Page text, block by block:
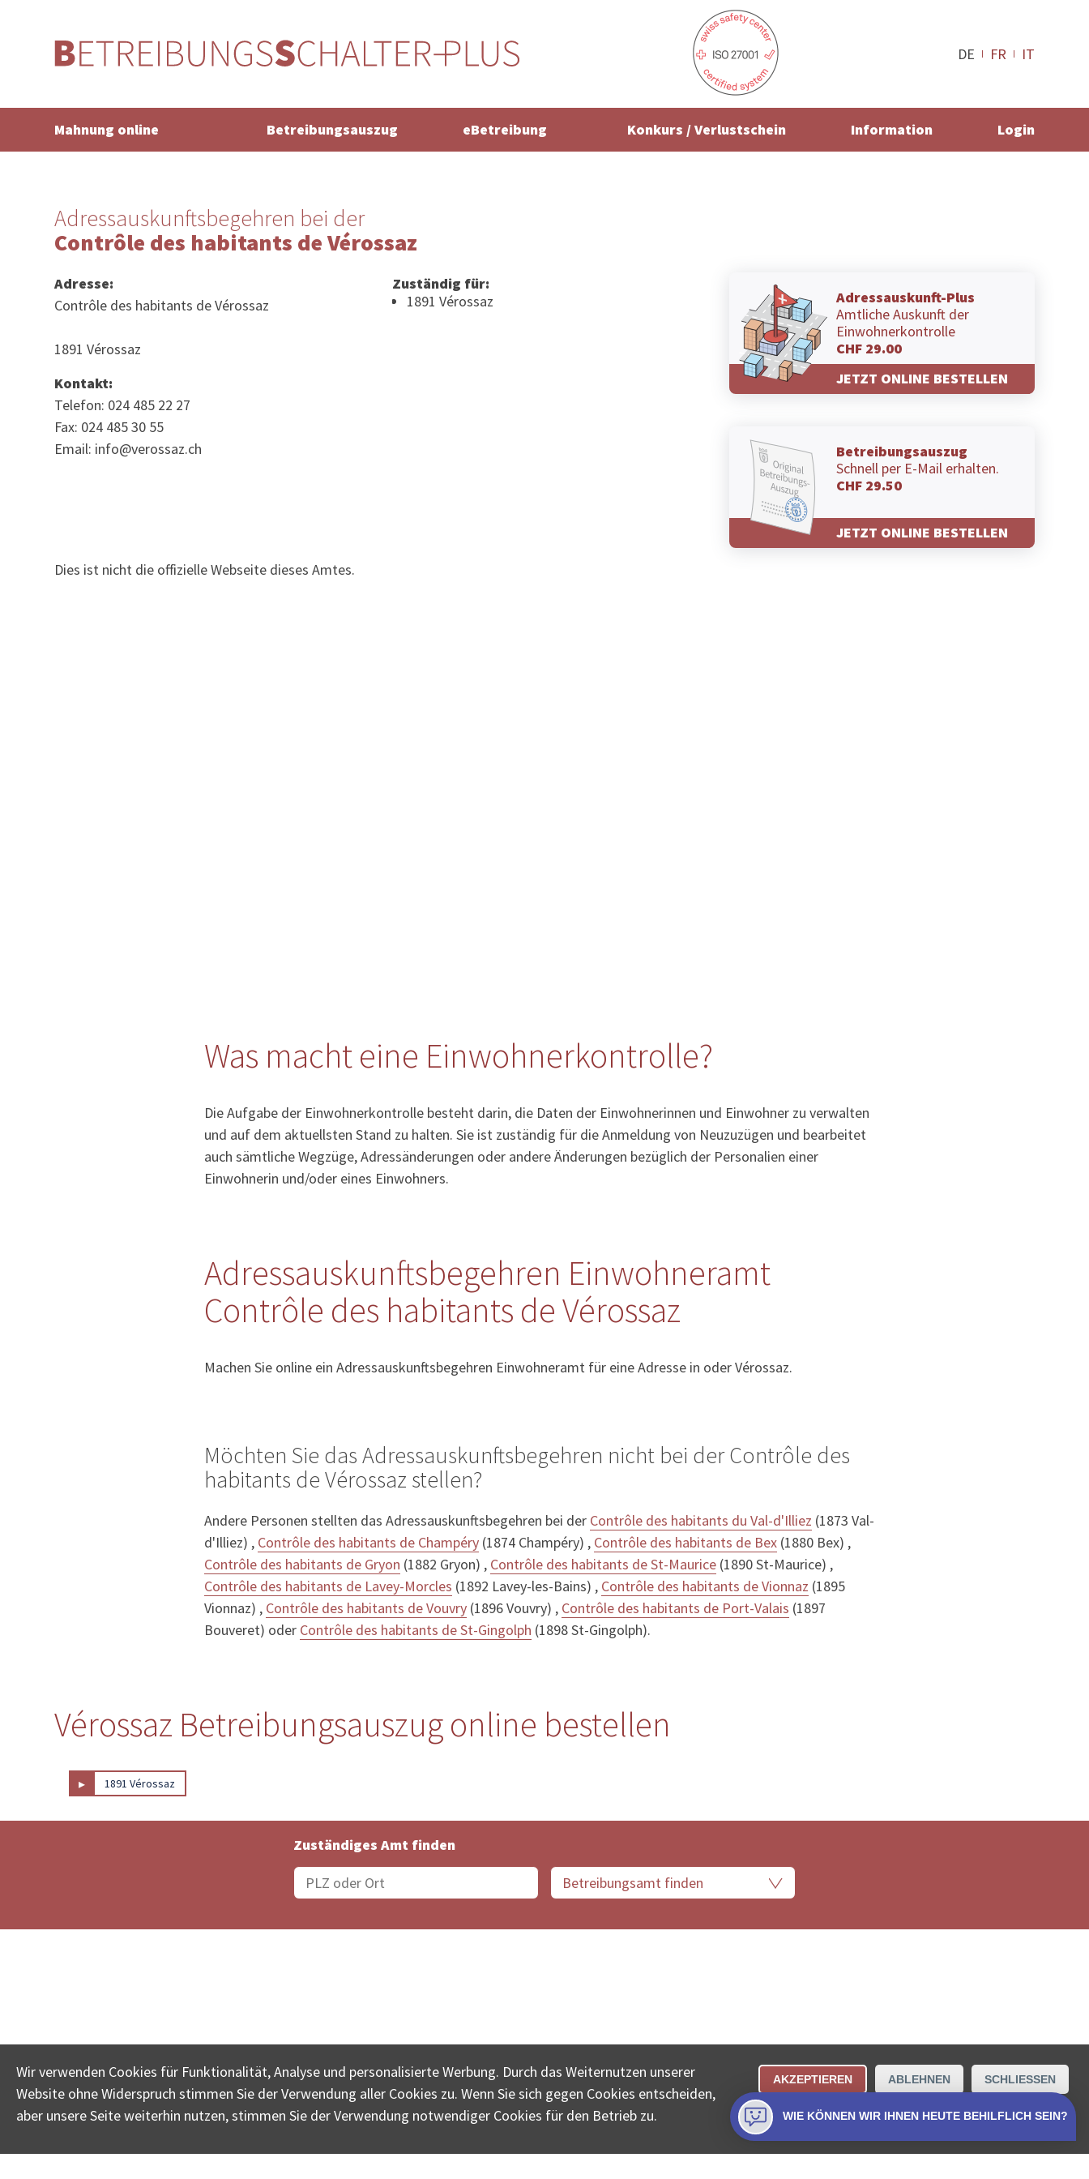
DE FR IT
Mahnung online Betreibungsauszug eBetreibung Konkurs / Verlustschein Information Login
Adressauskunftsbegehren bei der
Contrôle des habitants de Vérossaz
Adresse:
Contrôle des habitants de Vérossaz
1891 Vérossaz
Kontakt:
Telefon: 024 485 22 27
Fax: 024 485 30 55
Email: info@verossaz.ch
Zuständig für:
1891 Vérossaz
Adressauskunft-Plus
Amtliche Auskunft der
Einwohnerkontrolle
CHF 29.00
JETZT ONLINE BESTELLEN
Betreibungsauszug
Schnell per E-Mail erhalten.
CHF 29.50
JETZT ONLINE BESTELLEN
Dies ist nicht die offizielle Webseite dieses Amtes.
Was macht eine Einwohnerkontrolle?
Die Aufgabe der Einwohnerkontrolle besteht darin, die Daten der Einwohnerinnen und Einwohner zu verwalten
und auf dem aktuellsten Stand zu halten. Sie ist zuständig für die Anmeldung von Neuzuzügen und bearbeitet
auch sämtliche Wegzüge, Adressänderungen oder andere Änderungen bezüglich der Personalien einer
Einwohnerin und/oder eines Einwohners.
Adressauskunftsbegehren Einwohneramt
Contrôle des habitants de Vérossaz
Machen Sie online ein Adressauskunftsbegehren Einwohneramt für eine Adresse in oder Vérossaz.
Möchten Sie das Adressauskunftsbegehren nicht bei der Contrôle des
habitants de Vérossaz stellen?
Andere Personen stellten das Adressauskunftsbegehren bei der Contrôle des habitants du Val-d'Illiez (1873 Val-
d'Illiez) , Contrôle des habitants de Champéry (1874 Champéry) , Contrôle des habitants de Bex (1880 Bex) ,
Contrôle des habitants de Gryon (1882 Gryon) , Contrôle des habitants de St-Maurice (1890 St-Maurice) ,
Contrôle des habitants de Lavey-Morcles (1892 Lavey-les-Bains) , Contrôle des habitants de Vionnaz (1895
Vionnaz) , Contrôle des habitants de Vouvry (1896 Vouvry) , Contrôle des habitants de Port-Valais (1897
Bouveret) oder Contrôle des habitants de St-Gingolph (1898 St-Gingolph).
Vérossaz Betreibungsauszug online bestellen
▸ 1891 Vérossaz
Zuständiges Amt finden
Wir verwenden Cookies für Funktionalität, Analyse und personalisierte Werbung. Durch das Weiternutzen unserer
Website ohne Widerspruch stimmen Sie der Verwendung aller Cookies zu. Wenn Sie sich gegen Cookies entscheiden,
aber unsere Seite weiterhin nutzen, stimmen Sie der Verwendung notwendiger Cookies für den Betrieb zu.
AKZEPTIEREN ABLEHNEN SCHLIESSEN
WIE KÖNNEN WIR IHNEN HEUTE BEHILFLICH SEIN?
© COLLECTA AG
www.betreibungsschalter-plus.ch ist eine Dienstleistungsplattform der Collecta AG.